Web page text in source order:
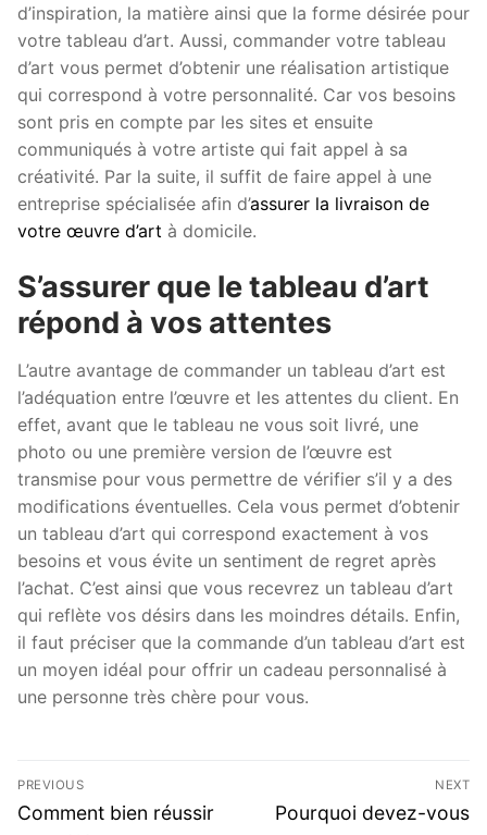
d’inspiration, la matière ainsi que la forme désirée pour
votre tableau d’art. Aussi, commander votre tableau
d’art vous permet d’obtenir une réalisation artistique
qui correspond à votre personnalité. Car vos besoins
sont pris en compte par les sites et ensuite
communiqués à votre artiste qui fait appel à sa
créativité. Par la suite, il suffit de faire appel à une
entreprise spécialisée afin d’assurer la livraison de
votre œuvre d’art à domicile.
S’assurer que le tableau d’art
répond à vos attentes
L’autre avantage de commander un tableau d’art est
l’adéquation entre l’œuvre et les attentes du client. En
effet, avant que le tableau ne vous soit livré, une
photo ou une première version de l’œuvre est
transmise pour vous permettre de vérifier s’il y a des
modifications éventuelles. Cela vous permet d’obtenir
un tableau d’art qui correspond exactement à vos
besoins et vous évite un sentiment de regret après
l’achat. C’est ainsi que vous recevrez un tableau d’art
qui reflète vos désirs dans les moindres détails. Enfin,
il faut préciser que la commande d’un tableau d’art est
un moyen idéal pour offrir un cadeau personnalisé à
une personne très chère pour vous.
Post
navigation
PREVIOUS
Previous
Comment bien réussir
NEXT
Next
Pourquoi devez-vous